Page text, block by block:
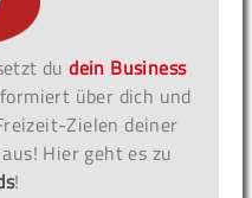
dudein Business
über dich und
Zielen deiner
Hier geht es zu
!